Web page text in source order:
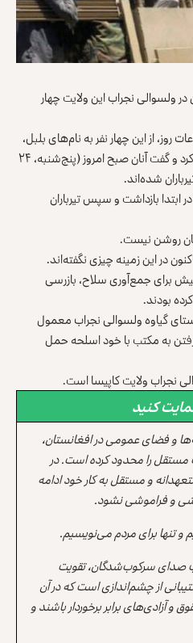
ولسوالی نجراب این ولایت چهار
روز، از این چهار نفر به نام‌های بلبل،
مبارک‌شاه، طلامحمد و عمرگل یاد کرد و گفت آنان صبح امروز (پنج‌شنبه، ۲۴
شده‌اند.
ابتدا بازداشت و سپس تیرباران
روشن نیست.
در این زمینه چیزی نگفته‌اند.
برای جمع‌آوری سلاح، بازرسی
بودند.
گیاوه ولسوالی نجراب معمول
به مکتب با خود اسلحه حمل
نجراب ولایت کاپیسا است.
کنید
و فضای عمومی در افغانستان،
را محدود کرده است. در
و مستقل به کار خود ادامه
و فراموشی نشود.
تنها برای مردم می‌نویسیم.
صدای سرکوب‌شدگان، تقویت
از چشم‌اندازی است که در آن
آزادی‌های برابر برخوردار باشند و